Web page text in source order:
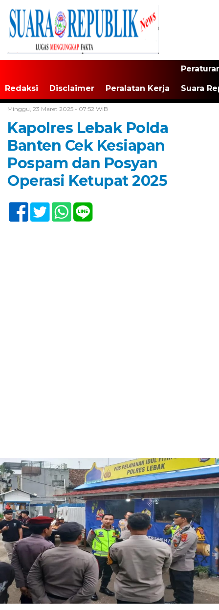
Redaksi Disclaimer Peralatan Kerja Suara
Minggu, 23 Maret 2025 - 07:52 WIB
Kapolres Lebak Polda
Banten Cek Kesiapan
Pospam dan Posyan
Operasi Ketupat 2025